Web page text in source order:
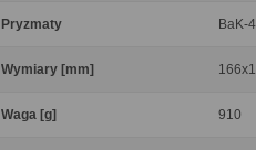
Pryzmaty BaK-
Wymiary [mm]
Waga [g] 910